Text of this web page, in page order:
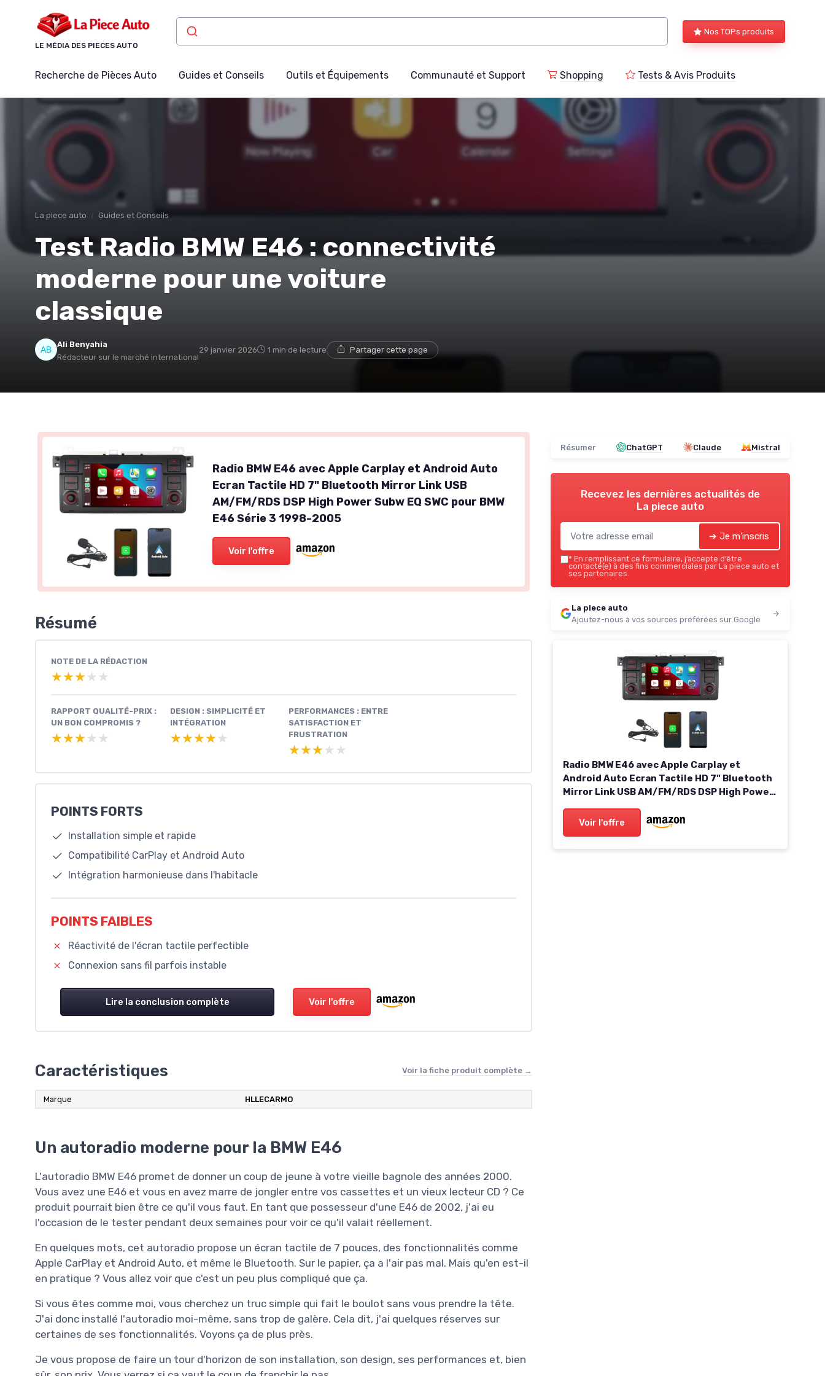
LE MÉDIA DES PIECES AUTO
Nos TOPs produits
Recherche de Pièces Auto Guides et Conseils Outils et Équipements Communauté et Support Shopping Tests & Avis Produits
La piece auto Guides et Conseils
Test Radio BMW E46 : connectivité
moderne pour une voiture
classique
Ali Benyahia
Rédacteur sur le marché international
29 janvier 2026 1 min de lecture Partager cette page
Radio BMW E46 avec Apple Carplay et Android Auto
Ecran Tactile HD 7" Bluetooth Mirror Link USB
AM/FM/RDS DSP High Power Subw EQ SWC pour BMW
E46 Série 3 1998-2005
Voir l'offre
Résumé
NOTE DE LA RÉDACTION
★★★★★
★★★★★
RAPPORT QUALITÉ-PRIX :
UN BON COMPROMIS ?
★★★★★
★★★★★
DESIGN : SIMPLICITÉ ET
INTÉGRATION
★★★★★
★★★★★
PERFORMANCES : ENTRE
SATISFACTION ET
FRUSTRATION
★★★★★
★★★★★
POINTS FORTS
Installation simple et rapide
Compatibilité CarPlay et Android Auto
Intégration harmonieuse dans l'habitacle
POINTS FAIBLES
Réactivité de l'écran tactile perfectible
Connexion sans fil parfois instable
Lire la conclusion complète Voir l'offre
Caractéristiques Voir la fiche produit complète →
Marque ‎HLLECARMO
Un autoradio moderne pour la BMW E46
L'autoradio BMW E46 promet de donner un coup de jeune à votre vieille bagnole des années 2000.
Vous avez une E46 et vous en avez marre de jongler entre vos cassettes et un vieux lecteur CD ? Ce
produit pourrait bien être ce qu'il vous faut. En tant que possesseur d'une E46 de 2002, j'ai eu
l'occasion de le tester pendant deux semaines pour voir ce qu'il valait réellement.
En quelques mots, cet autoradio propose un écran tactile de 7 pouces, des fonctionnalités comme
Apple CarPlay et Android Auto, et même le Bluetooth. Sur le papier, ça a l'air pas mal. Mais qu'en est-il
en pratique ? Vous allez voir que c'est un peu plus compliqué que ça.
Si vous êtes comme moi, vous cherchez un truc simple qui fait le boulot sans vous prendre la tête.
J'ai donc installé l'autoradio moi-même, sans trop de galère. Cela dit, j'ai quelques réserves sur
certaines de ses fonctionnalités. Voyons ça de plus près.
Je vous propose de faire un tour d'horizon de son installation, son design, ses performances et, bien
Résumer ChatGPT Claude Mistral
Recevez les dernières actualités de
La piece auto
➔ Je m'inscris
* En remplissant ce formulaire, j’accepte d’être
contacté(e) à des fins commerciales par La piece auto et
ses partenaires.
La piece auto
Ajoutez-nous à vos sources préférées sur Google
Radio BMW E46 avec Apple Carplay et
Android Auto Ecran Tactile HD 7" Bluetooth
Mirror Link USB AM/FM/RDS DSP High Power
2005Voir l'offre